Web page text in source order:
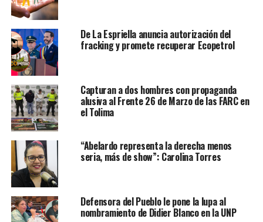
De La Espriella anuncia autorización del
fracking y promete recuperar Ecopetrol
Capturan a dos hombres con propaganda
alusiva al Frente 26 de Marzo de las FARC en
el Tolima
“Abelardo representa la derecha menos
seria, más de show”: Carolina Torres
Defensora del Pueblo le pone la lupa al
nombramiento de Didier Blanco en la UNP